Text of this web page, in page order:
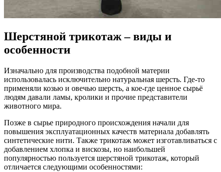
Шерстяной трикотаж – виды и
особенности
Изначально для производства подобной материи
использовалась исключительно натуральная шерсть. Где-то
применяли козью и овечью шерсть, а кое-где ценное сырьё
людям давали ламы, кролики и прочие представители
животного мира.
Позже в сырье природного происхождения начали для
повышения эксплуатационных качеств материала добавлять
синтетические нити. Также трикотаж может изготавливаться с
добавлением хлопка и вискозы, но наибольшей
популярностью пользуется шерстяной трикотаж, который
отличается следующими особенностями: